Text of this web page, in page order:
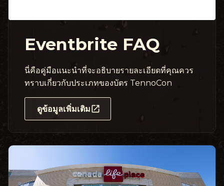
Eventbrite FAQ
นี่คือคู่มือแนะนำที่จะอธิบายรายละเอียดที่คุณควร
ทราบเกี่ยวกับประเภทของบัตร TennoCon
ดูข้อมูลเพิ่มเติม